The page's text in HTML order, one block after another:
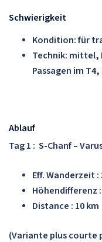
Schwierigkeit
Kondition: für
Technik: mittel,
Passagen im
Ablauf
Tag 1 : S-Chanf –
Eff. Wanderzeit :
Höhendifferenz :
Distance : 10 km
(Variante plus courte